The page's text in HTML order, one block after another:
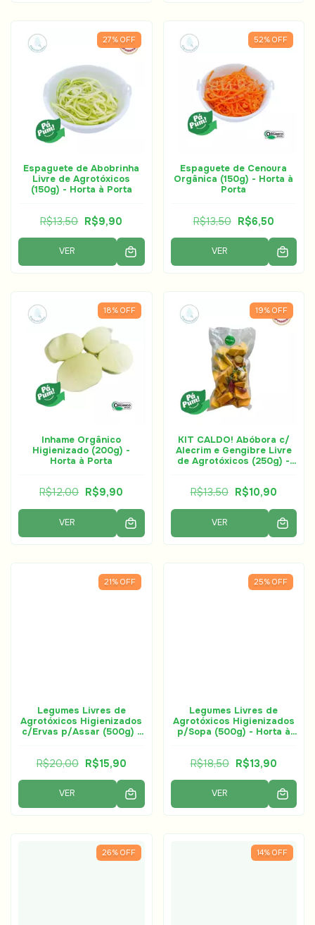
27% OFF
Espaguete de Abobrinha
Livre de Agrotóxicos
(150g) - Horta à Porta
R$13,50 R$9,90
VER
52% OFF
Espaguete de Cenoura
Orgânica (150g) - Horta à
Porta
R$13,50 R$6,50
VER
18% OFF
Inhame Orgânico
Higienizado (200g) -
Horta à Porta
R$12,00 R$9,90
VER
19% OFF
KIT CALDO! Abóbora c/
Alecrim e Gengibre Livre
de Agrotóxicos (250g) -
R$13,50 R$10,90
VER
21% OFF
Legumes Livres de
Agrotóxicos Higienizados
c/Ervas p/Assar (500g) -
R$20,00 R$15,90
VER
25% OFF
Legumes Livres de
Agrotóxicos Higienizados
p/Sopa (500g) - Horta à
R$18,50 R$13,90
VER
26% OFF 14% OFF